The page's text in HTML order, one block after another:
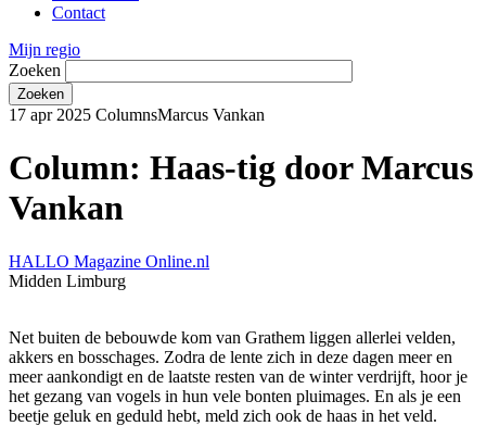
Contact
Mijn regio
Zoeken
17 apr 2025 ColumnsMarcus Vankan
Column: Haas-tig door Marcus
Vankan
HALLO Magazine Online.nl
Midden Limburg
Net buiten de bebouwde kom van Grathem liggen allerlei velden,
akkers en bosschages. Zodra de lente zich in deze dagen meer en
meer aankondigt en de laatste resten van de winter verdrijft, hoor je
het gezang van vogels in hun vele bonten pluimages. En als je een
beetje geluk en geduld hebt, meld zich ook de haas in het veld.